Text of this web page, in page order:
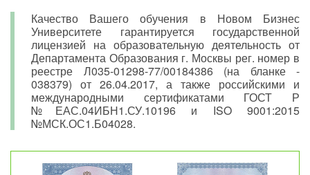
Качество Вашего обучения в Новом Бизнес
Университете гарантируется государственной
лицензией на образовательную деятельность от
Департамента Образования г. Москвы рег. номер в
реестре Л035-01298-77/00184386 (на бланке -
038379) от 26.04.2017, а также российскими и
международными сертификатами ГОСТ Р
№ЕАС.04ИБН1.СУ.10196 и ISO 9001:2015
№МСК.ОС1.Б04028.